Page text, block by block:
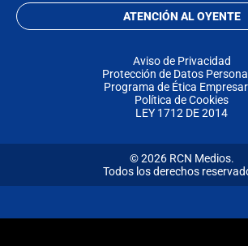
ATENCIÓN AL OYENTE
Aviso de Privacidad
Protección de Datos
Programa de Ética
Política de Cookies
LEY 1712 DE 2014
© 2026 RCN Medios.
Todos los derechos